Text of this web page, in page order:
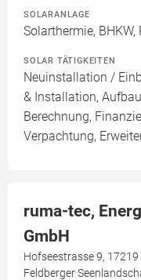
SOLARANLAGE
Solarthermie,
SOLAR TÄTIGKEITEN
Neuinstallation /
& Installation,
Berechnung,
Verpachtung,
ruma-tec,
GmbH
Hofseestrasse 9,
Feldberger